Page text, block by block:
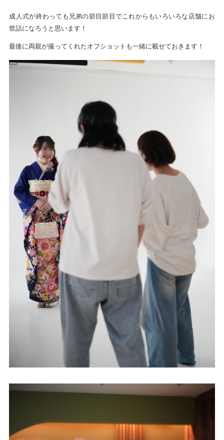
成人式が終わっても兄弟の節目節目でこれからもいろいろな店舗にお
世話になろうと思います！
最後に両親が撮ってくれたオフショットも一緒に載せておきます！